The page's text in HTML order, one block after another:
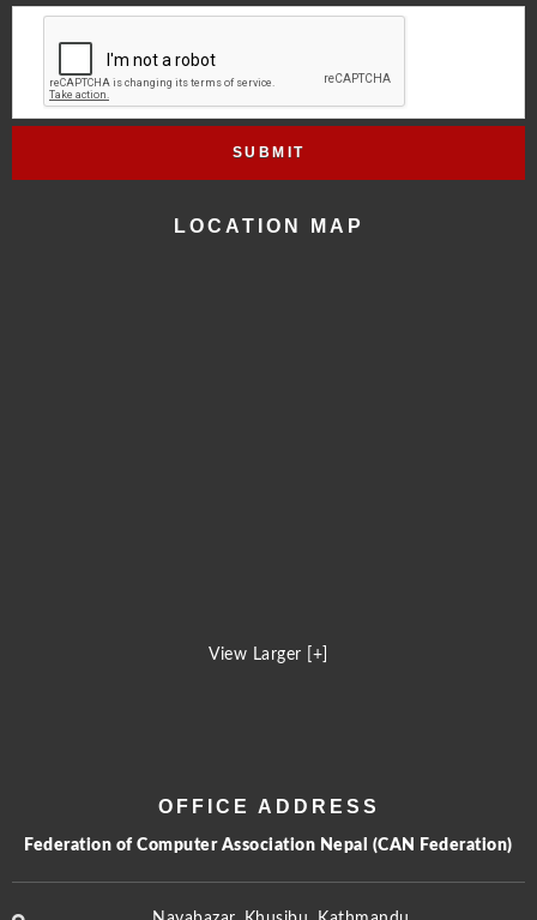
LOCATION MAP
View Larger [+]
OFFICE ADDRESS
Federation of Computer Association Nepal (CAN Federation)